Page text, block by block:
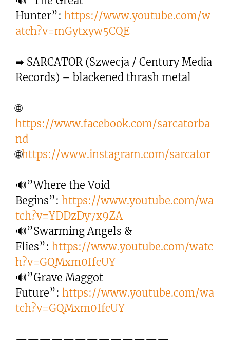
Hunter”: https://www.youtube.com/w
atch?v=mGytxyw5CQE
➡ SARCATOR (Szwecja / Century Media
Records) – blackened thrash metal
🌐
https://www.facebook.com/sarcatorba
nd
🌐https://www.instagram.com/sarcator
🔊”Where the Void
Begins”: https://www.youtube.com/wa
tch?v=YDDzDy7x9ZA
🔊”Swarming Angels &
Flies”: https://www.youtube.com/watc
h?v=GQMxm0IfcUY
🔊”Grave Maggot
Future”: https://www.youtube.com/wa
tch?v=GQMxm0IfcUY
—————————————